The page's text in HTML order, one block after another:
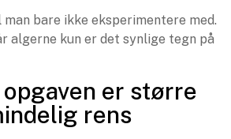
bare ikke eksperimentere med.
algerne kun er det synlige tegn på
opgaven er større
rens